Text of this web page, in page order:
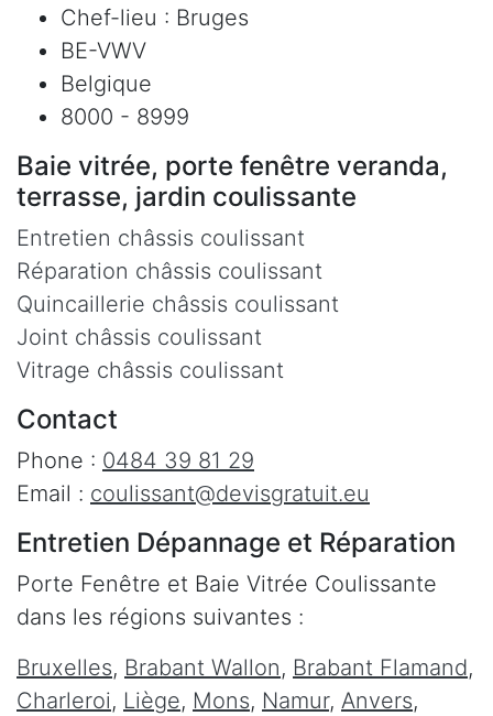
Chef-lieu : Bruges
BE-VWV
Belgique
8000 - 8999
Baie vitrée, porte fenêtre veranda,
terrasse, jardin coulissante
Entretien châssis coulissant
Réparation châssis coulissant
Quincaillerie châssis coulissant
Joint châssis coulissant
Vitrage châssis coulissant
Contact
Phone : 0484 39 81 29
Email : coulissant@devisgratuit.eu
Entretien Dépannage et Réparation
Porte Fenêtre et Baie Vitrée Coulissante
dans les régions suivantes :
Bruxelles, Brabant Wallon, Brabant Flamand,
Charleroi, Liège, Mons, Namur, Anvers,